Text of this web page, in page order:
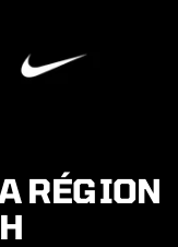
RÉGION